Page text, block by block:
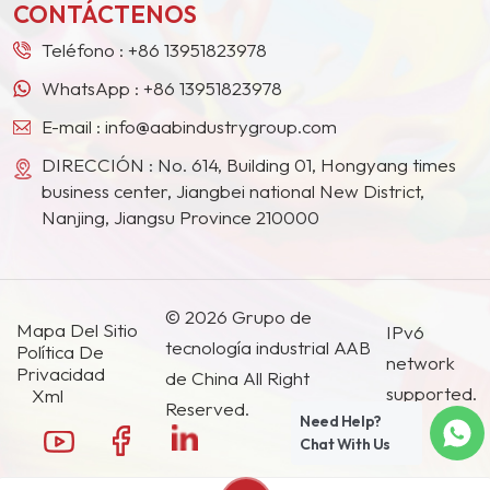
CONTÁCTENOS
Teléfono : +86 13951823978
WhatsApp : +86 13951823978
E-mail : info@aabindustrygroup.com
DIRECCIÓN : No. 614, Building 01, Hongyang times
business center, Jiangbei national New District,
Nanjing, Jiangsu Province 210000
Mapa Del Sitio
Política De
Privacidad
Xml
© 2026 Grupo de
tecnología industrial AAB
de China All Right
Reserved.
IPv6
network
supported.
Need Help?
Chat With Us